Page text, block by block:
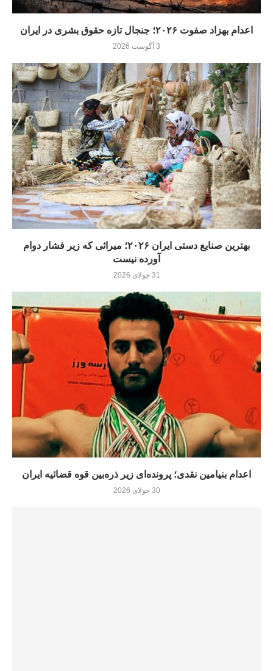
اعدام بهزاد صفوت ۲۰۲۶؛ جنجال تازه حقوق بشری در ایران
3 آگوست 2026
بهترین صنایع دستی ایران ۲۰۲۶؛ میراثی که زیر فشار دوام
آورده نيست
31 جولای 2026
اعدام بنیامین نقدی؛ پرونده‌ای زیر ذره‌بین قوه قضائیه ایران
30 جولای 2026